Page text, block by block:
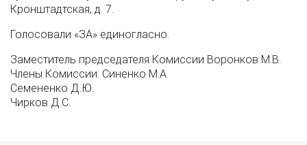
Кронштадтская, д. 7.
Голосовали «ЗА» единогласно.
Заместитель председателя Комиссии Воронков М.В.
Члены Комиссии: Синенко М.А.
Семененко Д.Ю.
Чирков Д.С.